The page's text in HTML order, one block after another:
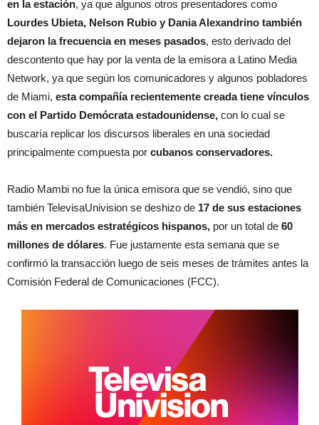
en la estación, ya que algunos otros presentadores como
Lourdes Ubieta, Nelson Rubio y Dania Alexandrino también
dejaron la frecuencia en meses pasados, esto derivado del
descontento que hay por la venta de la emisora a Latino Media
Network, ya que según los comunicadores y algunos pobladores
de Miami, esta compañía recientemente creada tiene vínculos
con el Partido Demócrata estadounidense, con lo cual se
buscaría replicar los discursos liberales en una sociedad
principalmente compuesta por cubanos conservadores.
Radio Mambi no fue la única emisora que se vendió, sino que
también TelevisaUnivision se deshizo de 17 de sus estaciones
más en mercados estratégicos hispanos, por un total de 60
millones de dólares. Fue justamente esta semana que se
confirmó la transacción luego de seis meses de trámites antes la
Comisión Federal de Comunicaciones (FCC).